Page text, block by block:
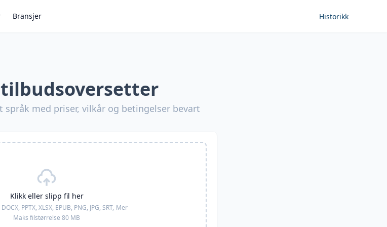
Bransjer Historikk
med priser, vilkår og betingelser bevart
Klikk eller slipp fil her
DOCX, PPTX, XLSX, EPUB, PNG, JPG, SRT, Mer
Maks filstørrelse 80 MB